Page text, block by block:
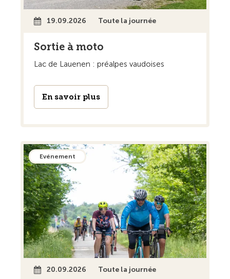
19.09.2026 Toute la journée
Sortie à moto
Lac de Lauenen : préalpes vaudoises
En savoir plus
Evénement
20.09.2026 Toute la journée